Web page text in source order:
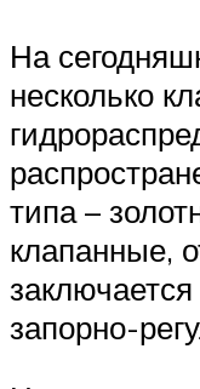
На
несколько
типа –
клапанные,
запорно-